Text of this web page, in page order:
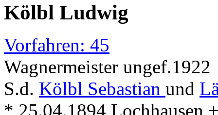
Kölbl Ludwig
Vorfahren: 45
Wagnermeister ungef.1922
S.d. Kölbl Sebastian und
* 25.04.1894 Lochhausen